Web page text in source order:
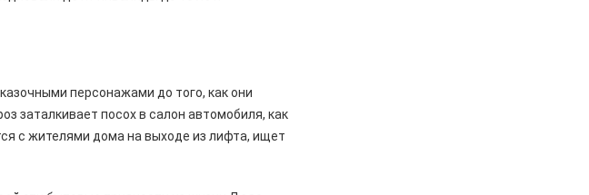
персонажами до того, как они
заталкивает посох в салон автомобиля, как
с жителями дома на выходе из лифта, ищет